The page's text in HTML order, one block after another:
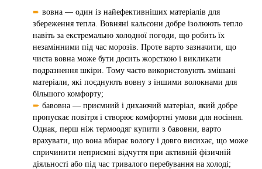
➨ вовна — один із найефективніших матеріалів для
збереження тепла. Вовняні кальсони добре ізолюють тепло
навіть за екстремально холодної погоди, що робить їх
незамінними під час морозів. Проте варто зазначити, що
чиста вовна може бути досить жорсткою і викликати
подразнення шкіри. Тому часто використовують змішані
матеріали, які поєднують вовну з іншими волокнами для
більшого комфорту;
➨ бавовна — приємний і дихаючий матеріал, який добре
пропускає повітря і створює комфортні умови для носіння.
Однак, перш ніж термоодяг купити з бавовни, варто
врахувати, що вона вбирає вологу і довго висихає, що може
спричинити неприємні відчуття при активній фізичній
діяльності або під час тривалого перебування на холоді;